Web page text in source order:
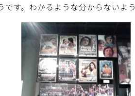
す。わかるような分からないよう